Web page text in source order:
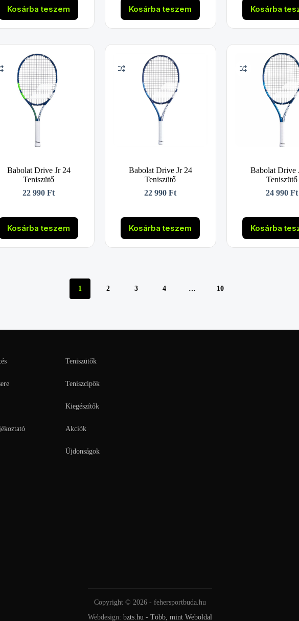
Kosárba teszem Kosárba teszem Kosárba
Babolat Drive Jr 24
Teniszütő
22 990Ft
Kosárba teszem
Babolat Drive Jr 24
Teniszütő
22 990Ft
Kosárba teszem
Babolat Drive
Teniszütő
24 990Ft
Kosárba
1 2 3 4 … 10
Teniszütők
Teniszcipők
Kiegészítők
Akciók
Újdonságok
Copyright © 2026 - fehersportbuda.hu
Webdesign:bzts.hu - Több, mint Weboldal